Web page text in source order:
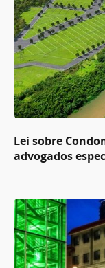
Lei sobre
advogados